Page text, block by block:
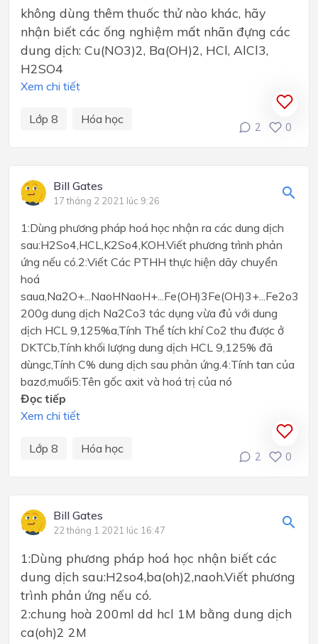
không dùng thêm thuốc thử nào khác, hãy
nhận biết các ống nghiệm mất nhãn đựng các
dung dịch: Cu(NO3)2, Ba(OH)2, HCl, AlCl3,
H2SO4
Xem chi tiết
Lớp 8 Hóa học
2 0
Bill Gates
17 tháng 2 2021 lúc 9:26
1:Dùng phương pháp hoá học nhận ra các dung dịch
sau:H2So4,HCL,K2So4,KOH.Viết phương trình phản
ứng nếu có.2:Viết Các PTHH thực hiện dãy chuyển
hoá
200g dung dịch Na2Co3 tác dụng vừa đủ với dung
dịch HCL 9,125%a,Tính Thể tích khí Co2 thu được ở
DKTCb,Tính khối lượng dung dịch HCL 9,125% đã
dùngc,Tính C% dung dịch sau phản ứng.4:Tính tan của
bazơ,muối5:Tên gốc axit và hoá trị của nó
Đọc tiếp
Xem chi tiết
Lớp 8 Hóa học
2 0
Bill Gates
22 tháng 1 2021 lúc 16:47
1:Dùng phương pháp hoá học nhận biết các
dung dịch sau:H2so4,ba(oh)2,naoh.Viết phương
trình phản ứng nếu có.
2:chung hoà 200ml dd hcl 1M bằng dung dịch
ca(oh)2 2M